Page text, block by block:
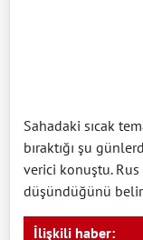
Sahadaki sıcak
bıraktığı şu
verici konuştu. Rus
düşündüğünü
İlişkili haber: